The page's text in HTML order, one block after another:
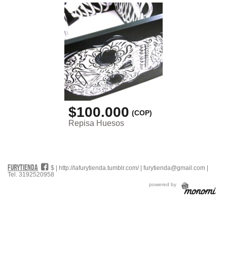
$100.000(COP)
Repisa Huesos
FURYTIENDA # $ | http://lafurytienda.tumblr.com/| furytienda@gmail.com |
Tel. 3192520958
powered by